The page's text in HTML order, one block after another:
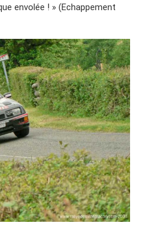
envolée ! » (Echappement